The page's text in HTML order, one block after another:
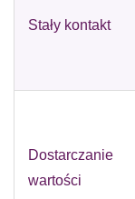
Stały kontakt
Dostarczanie
wartości